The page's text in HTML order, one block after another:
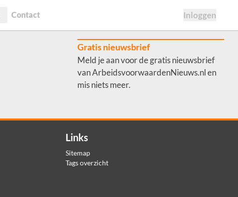
Contact Inloggen
Gratis nieuwsbrief
Meld je aan voor de gratis nieuwsbrief
van ArbeidsvoorwaardenNieuws.nl en
mis niets meer.
Links
Sitemap
Tags overzicht